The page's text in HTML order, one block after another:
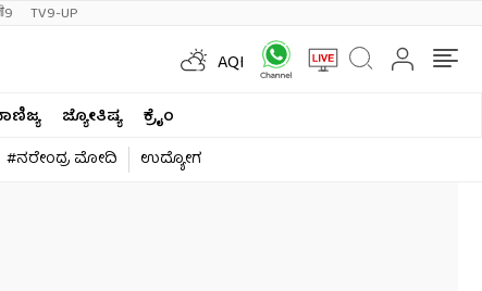
TV9-UP
AQI
ಜ್ಯೋತಿಷ್ಯ
ಕ್ರೈಂ
#ನರೇಂದ್ರ ಮೋದಿ ಉದ್ಯೋಗ